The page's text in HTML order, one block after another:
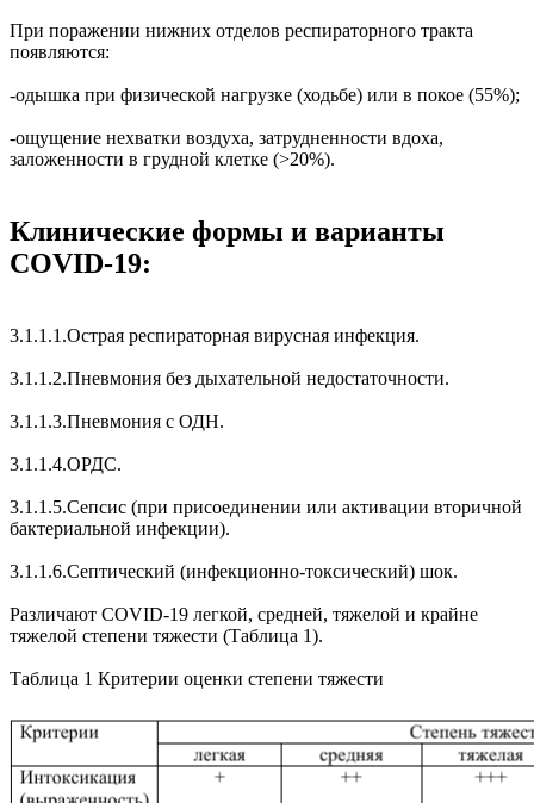
При поражении нижних отделов респираторного тракта
появляются:
-одышка при физической нагрузке (ходьбе) или в покое (55%);
-ощущение нехватки воздуха, затрудненности вдоха,
заложенности в грудной клетке (>20%).
Клинические формы и варианты
COVID-19:
3.1.1.1.Острая респираторная вирусная инфекция.
3.1.1.2.Пневмония без дыхательной недостаточности.
3.1.1.3.Пневмония с ОДН.
3.1.1.4.ОРДС.
3.1.1.5.Сепсис (при присоединении или активации вторичной
бактериальной инфекции).
3.1.1.6.Септический (инфекционно-токсический) шок.
Различают COVID-19 легкой, средней, тяжелой и крайне
тяжелой степени тяжести (Таблица 1).
Таблица 1 Критерии оценки степени тяжести